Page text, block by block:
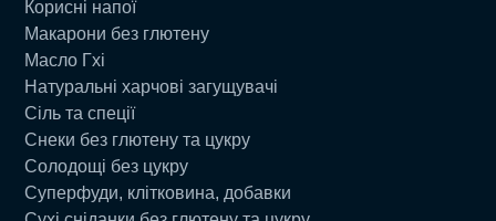
Корисні напої
Макарони без глютену
Масло Гхі
Натуральні харчові загущувачі
Сіль та спеції
Снеки без глютену та цукру
Солодощі без цукру
Суперфуди, клітковина, добавки